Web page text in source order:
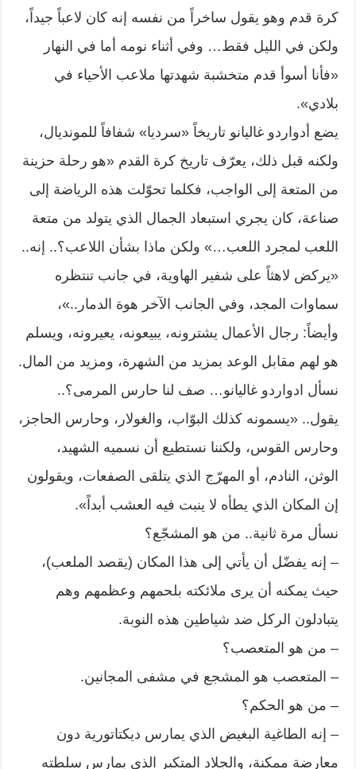
كرة قدم وهو يقول ساخراً من نفسه إنه كان لاعباً جيداً،
ولكن في الليل فقط… وفي أثناء نومه أما في النهار
«فأنا أسوأ قدم متخشبة شهدتها ملاعب الأحياء في
بلادي».
يضع أدواردو غاليانو تاريخاً «سرديا» شفافاً للمونديال،
ولكنه قبل ذلك، يعرّف تاريخ كرة القدم «هو رحلة حزينة
من المتعة إلى الواجب، فكلما تحوّلت هذه الرياضة إلى
صناعة، كان يجري استبعاد الجمال الذي يتولد من متعة
اللعب لمجرد اللعب…» ولكن ماذا بشأن اللاعب؟.. إنه..
«يركض لاهثاً على شفير الهاوية، في جانب تنتظره
سماوات المجد، وفي الجانب الآخر هوة الدمار..»،
وأيضاً: رجال الأعمال يشترونه، يبيعونه، يعيرونه، ويسلم
هو لهم مقابل الوعد بمزيد من الشهرة، ومزيد من المال.
نسأل ادواردو غاليانو… صف لنا حارس المرمى؟..
يقول.. «يسمونه كذلك البوّاب، والغولار، وحارس الحاجز،
وحارس القوس، ولكننا نستطيع أن نسميه الشهيد،
الوثن، النادم، أو المهرّج الذي يتلقى الصفعات، ويقولون
إن المكان الذي يطأه لا ينبت فيه العشب أبداً».
نسأل مرة ثانية.. من هو المشجّع؟
– إنه يفضّل أن يأتي إلى هذا المكان (يقصد الملعب)،
حيث يمكنه أن يرى ملائكته بلحمهم وعظمهم وهم
يتبادلون الركل ضد شياطين هذه النوبة.
– من هو المتعصب؟
– المتعصب هو المشجع في مشفى المجانين.
– من هو الحكم؟
– إنه الطاغية البغيض الذي يمارس ديكتاتورية دون
معارضة ممكنة، والجلاد المتكبر الذي يمارس سلطته